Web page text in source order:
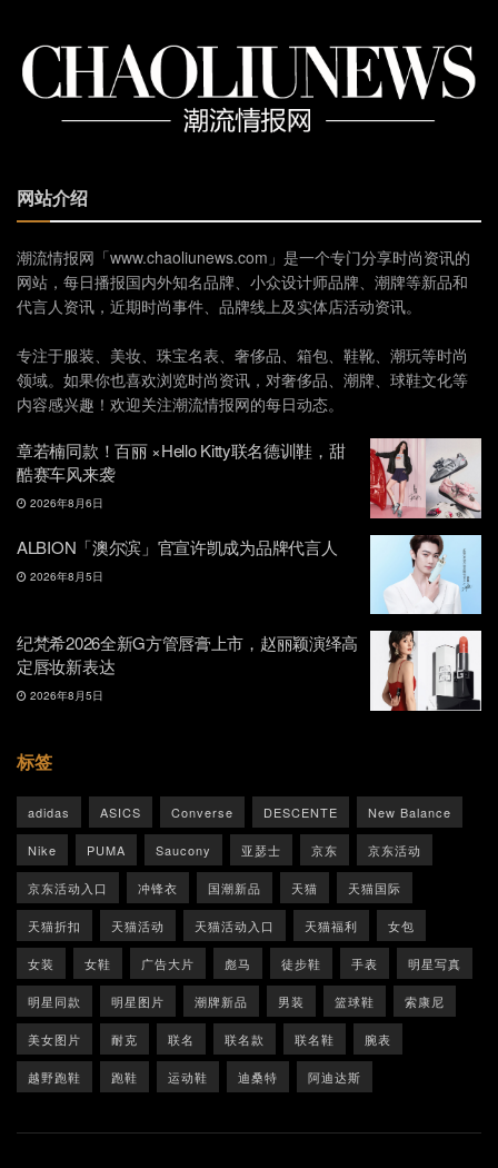
网站介绍
潮流情报网「www.chaoliunews.com」是一个专门分享时尚资讯的
网站，每日播报国内外知名品牌、小众设计师品牌、潮牌等新品和
代言人资讯，近期时尚事件、品牌线上及实体店活动资讯。
专注于服装、美妆、珠宝名表、奢侈品、箱包、鞋靴、潮玩等时尚
领域。如果你也喜欢浏览时尚资讯，对奢侈品、潮牌、球鞋文化等
内容感兴趣！欢迎关注潮流情报网的每日动态。
章若楠同款！百丽 ×Hello Kitty联名德训鞋，甜
酷赛车风来袭
2026年8月6日
ALBION「澳尔滨」官宣许凯成为品牌代言人
2026年8月5日
纪梵希2026全新G方管唇膏上市，赵丽颖演绎高
定唇妆新表达
2026年8月5日
标签
adidas ASICS Converse DESCENTE New Balance
Nike PUMA Saucony 亚瑟士 京东 京东活动
京东活动入口 冲锋衣 国潮新品 天猫 天猫国际
天猫折扣 天猫活动 天猫活动入口 天猫福利 女包
女装 女鞋 广告大片 彪马 徒步鞋 手表 明星写真
明星同款 明星图片 潮牌新品 男装 篮球鞋 索康尼
美女图片 耐克 联名 联名款 联名鞋 腕表
越野跑鞋 跑鞋 运动鞋 迪桑特 阿迪达斯